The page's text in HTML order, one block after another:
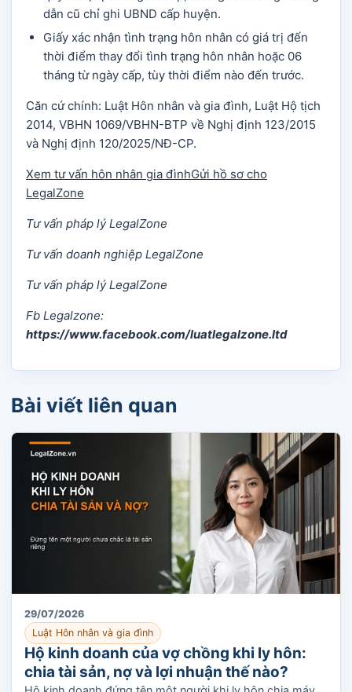
dẫn cũ chỉ ghi UBND cấp huyện.
Giấy xác nhận tình trạng hôn nhân có giá trị đến
thời điểm thay đổi tình trạng hôn nhân hoặc 06
tháng từ ngày cấp, tùy thời điểm nào đến trước.
Căn cứ chính: Luật Hôn nhân và gia đình, Luật Hộ tịch
2014, VBHN 1069/VBHN-BTP về Nghị định 123/2015
và Nghị định 120/2025/NĐ-CP.
Xem tư vấn hôn nhân gia đìnhGửi hồ sơ cho
LegalZone
Tư vấn pháp lý LegalZone
Tư vấn doanh nghiệp LegalZone
Tư vấn pháp lý LegalZone
Fb Legalzone:
https://www.facebook.com/luatlegalzone.ltd
Bài viết liên quan
29/07/2026
Luật Hôn nhân và gia đình
Hộ kinh doanh của vợ chồng khi ly hôn:
chia tài sản, nợ và lợi nhuận thế nào?